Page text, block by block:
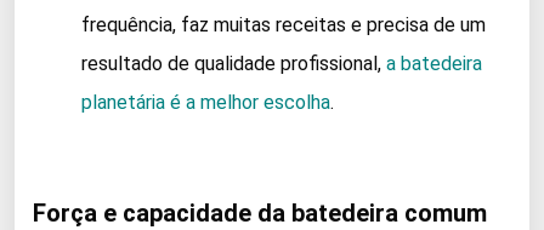
frequência, faz muitas receitas e precisa de um
resultado de qualidade profissional, a batedeira
planetária é a melhor escolha.
Força e capacidade da batedeira comum